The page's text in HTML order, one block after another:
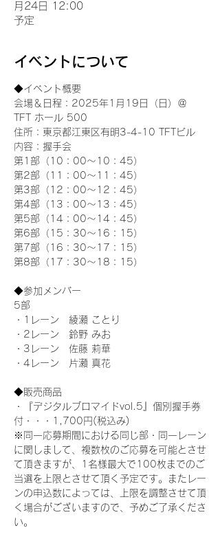
月24日 12:00
予定
イベントについて
◆イベント概要
会場＆日程：2025年1月19日（日）＠
TFT ホール 500
住所：東京都江東区有明3-4-10 TFTビル
内容：握手会
第1部（10：00～10：45）
第2部（11：00～11：45）
第3部（12：00～12：45）
第4部（13：00～13：45）
第5部（14：00～14：45）
第6部（15：30～16：15）
第7部（16：30～17：15）
第8部（17：30～18：15）
◆参加メンバー
5部
・1レーン　綾瀬 ことり
・2レーン　鈴野 みお
・3レーン　佐藤 莉華
・4レーン　片瀬 真花
◆販売商品
・『デジタルブロマイドvol.5』個別握手券
付・・・1,700円(税込み)
※同一応募期間における同じ部・同一レーン
に関しまして、複数枚のご応募を可能とさせ
て頂きますが、1名様最大で100枚までのご
当選を上限とさせて頂く予定です。またレー
ンの申込数によっては、上限を調整させて頂
く場合がございますので、予めご了承くださ
い。